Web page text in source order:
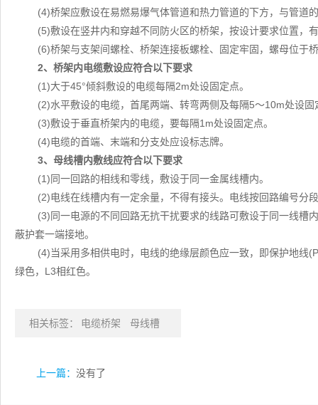
(4)桥架应敷设在易燃易爆气体管道和热力管道的下方，与管道
(5)敷设在竖井内和穿越不同防火区的桥架，按设计要求位置，
(6)桥架与支架间螺栓、桥架连接板螺栓、固定牢固，螺母位于
2、桥架内电缆敷设应符合以下要求
(1)大于45°倾斜敷设的电缆每隔2m处设固定点。
(2)水平敷设的电缆，首尾两端、转弯两侧及每隔5～10m处设固
(3)敷设于垂直桥架内的电缆，要每隔1m处设固定点。
(4)电缆的首端、末端和分支处应设标志牌。
3、母线槽内敷线应符合以下要求
(1)同一回路的相线和零线，敷设于同一金属线槽内。
(2)电线在线槽内有一定余量，不得有接头。电线按回路编号分
(3)同一电源的不同回路无抗干扰要求的线路可敷设于同一线槽
蔽护套一端接地。
(4)当采用多相供电时，电线的绝缘层颜色应一致，即保护地线
绿色，L3相红色。
相关标签： 电缆桥架 母线槽
上一篇： 没有了